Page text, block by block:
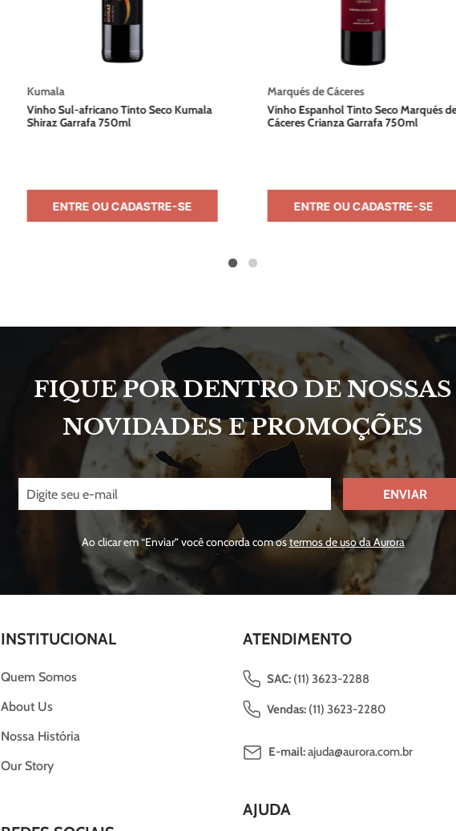
Kumala
Vinho Sul-africano Tinto Seco Kumala
Shiraz Garrafa 750ml
ENTRE OU CADASTRE-SE
Marqués de Cáceres
Vinho Espanhol Tinto Seco Marqués
Cáceres Crianza Garrafa 750ml
ENTRE OU CADASTRE-SE
FIQUE POR DENTRO DE NOSSAS
NOVIDADES E PROMOÇÕES
ENVIAR
Ao clicar em “Enviar” você concorda com ostermos de uso da Aurora
INSTITUCIONAL
Quem Somos
About Us
Nossa História
Our Story
ATENDIMENTO
SAC:(11) 3623-2288
Vendas:(11) 3623-2280
E-mail:ajuda@aurora.com.br
AJUDA